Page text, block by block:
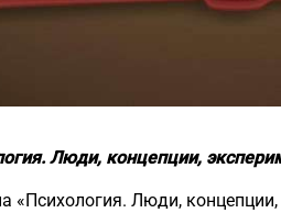
Люди, концепции,
«Психология. Люди,